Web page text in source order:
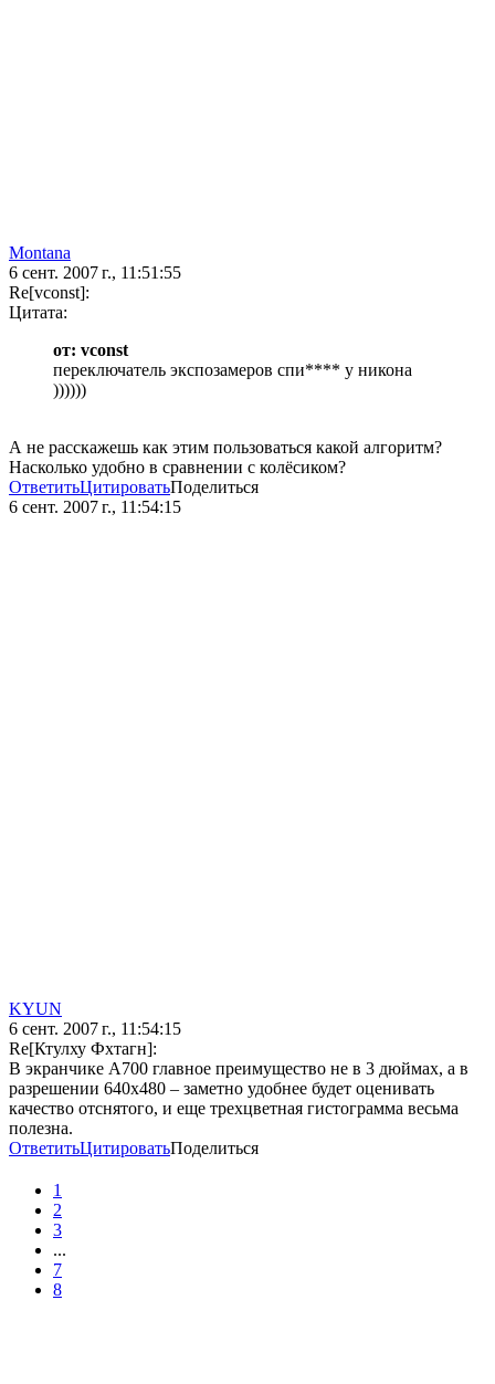
Montana
6 сент. 2007 г., 11:51:55
Re[vconst]:
Цитата:
от: vconst
переключатель экспозамеров спи**** у никона
))))))
А не расскажешь как этим пользоваться какой алгоритм?
Насколько удобно в сравнении с колёсиком?
ОтветитьЦитироватьПоделиться
6 сент. 2007 г., 11:54:15
KYUN
6 сент. 2007 г., 11:54:15
Re[Ктулху Фхтагн]:
В экранчике А700 главное преимущество не в 3 дюймах, а в
разрешении 640х480 – заметно удобнее будет оценивать
качество отснятого, и еще трехцветная гистограмма весьма
полезна.
ОтветитьЦитироватьПоделиться
1
2
3
...
7
8